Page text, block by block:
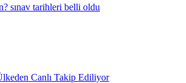
sınav tarihleri belli oldu
Canlı Takip Ediliyor